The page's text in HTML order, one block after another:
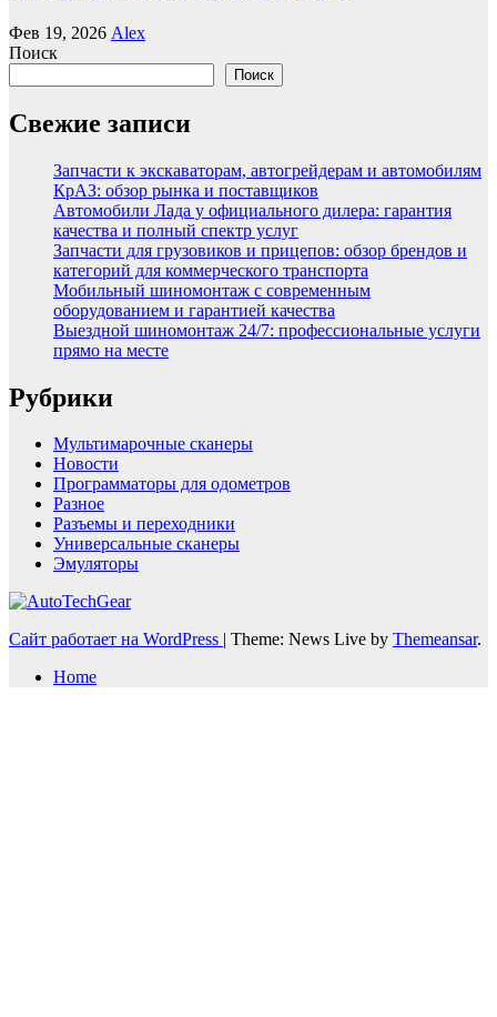
Фев 19, 2026 Alex
Поиск
Поиск
Свежие записи
Запчасти к экскаваторам, автогрейдерам и автомобилям
КрАЗ: обзор рынка и поставщиков
Автомобили Лада у официального дилера: гарантия
качества и полный спектр услуг
Запчасти для грузовиков и прицепов: обзор брендов и
категорий для коммерческого транспорта
Мобильный шиномонтаж с современным
оборудованием и гарантией качества
Выездной шиномонтаж 24/7: профессиональные услуги
прямо на месте
Рубрики
Мультимарочные сканеры
Новости
Программаторы для одометров
Разное
Разъемы и переходники
Универсальные сканеры
Эмуляторы
Сайт работает на WordPress | Theme: News Live by Themeansar.
Home